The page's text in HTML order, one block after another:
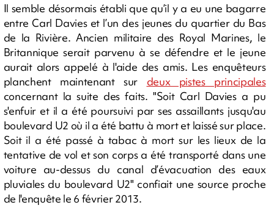
Il semble désormais établi que qu’il y a eu une bagarre
entre Carl Davies et l’un des jeunes du quartier du Bas
de la Rivière. Ancien militaire des Royal Marines, le
Britannique serait parvenu à se défendre et le jeune
aurait alors appelé à l'aide des amis. Les enquêteurs
planchent maintenant sur deux pistes principales
concernant la suite des faits. "Soit Carl Davies a pu
s'enfuir et il a été poursuivi par ses assaillants jusqu'au
boulevard U2 où il a été battu à mort et laissé sur place.
Soit il a été passé à tabac à mort sur les lieux de la
tentative de vol et son corps a été transporté dans une
voiture au-dessus du canal d’évacuation des eaux
pluviales du boulevard U2" confiait une source proche
de l'enquête le 6 février 2013.